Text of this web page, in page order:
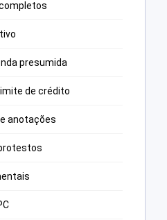
presumida
de crédito
anotações